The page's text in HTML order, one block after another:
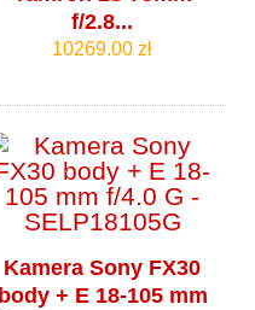
f/2.8...
10269.00 zł
Kamera Sony FX30
body + E 18-105 mm